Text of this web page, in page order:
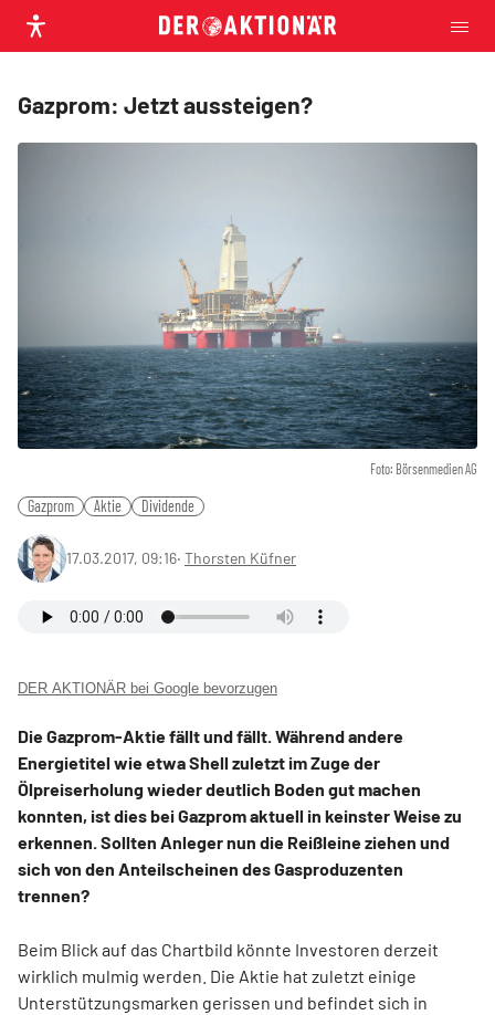
Gazprom: Jetzt aussteigen?
Foto: Börsenmedien AG
Gazprom Aktie Dividende
17.03.2017, 09:16‧ Thorsten Küfner
DER AKTIONÄR bei Google bevorzugen
Die Gazprom-Aktie fällt und fällt. Während andere
Energietitel wie etwa Shell zuletzt im Zuge der
Ölpreiserholung wieder deutlich Boden gut machen
konnten, ist dies bei Gazprom aktuell in keinster Weise zu
erkennen. Sollten Anleger nun die Reißleine ziehen und
sich von den Anteilscheinen des Gasproduzenten
trennen?
Beim Blick auf das Chartbild könnte Investoren derzeit
wirklich mulmig werden. Die Aktie hat zuletzt einige
Unterstützungsmarken gerissen und befindet sich in